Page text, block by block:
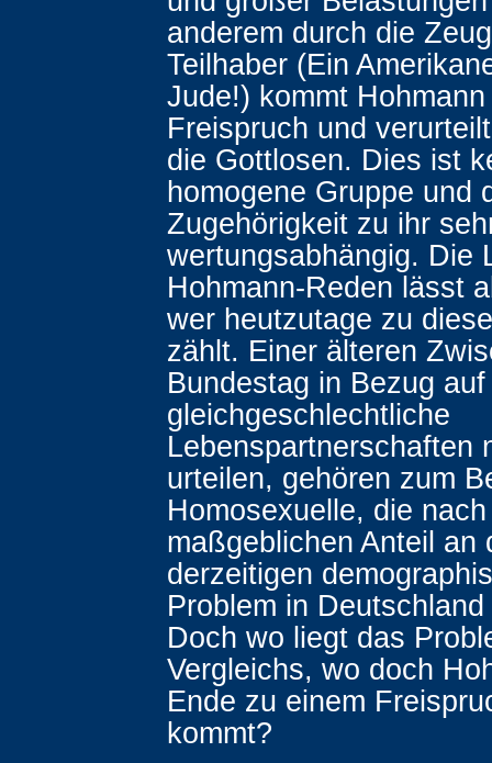
anderem durch die
Teilhaber (Ein
Jude!) kommt
Freispruch und
die Gottlosen. Dies ist
homogene Gruppe und
Zugehörigkeit zu ihr
wertungsabhängig. Die
Hohmann-Reden lässt
wer heutzutage zu
zählt. Einer älteren
Bundestag in Bezug auf
gleichgeschlechtliche
Lebenspartnerschaften
urteilen, gehören zum
Homosexuelle, die
maßgeblichen Anteil an
derzeitigen
Problem in
Doch wo liegt das
Vergleichs, wo doch
Ende zu einem
kommt?